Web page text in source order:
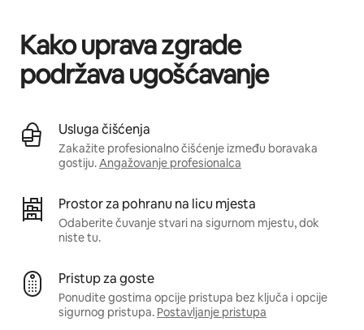
Kako uprava zgrade
podržava ugošćavanje
Usluga čišćenja
Zakažite profesionalno čišćenje između boravaka
gostiju.Angažovanje profesionalca
Prostor za pohranu na licu mjesta
Odaberite čuvanje stvari na sigurnom mjestu, dok
niste tu.
Pristup za goste
Ponudite gostima opcije pristupa bez ključa i opcije
sigurnog pristupa. Postavljanje pristupa